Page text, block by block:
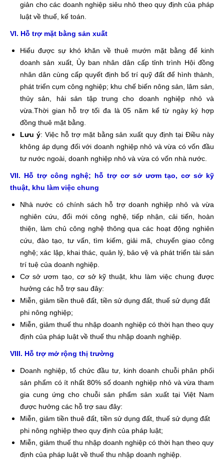
giản cho các doanh nghiệp siêu nhỏ theo quy định của pháp
luật về thuế, kế toán.
VI. Hỗ trợ mặt bằng sản xuất
Hiểu được sự khó khăn về thuê mướn mặt bằng để kinh
doanh sản xuất, Ủy ban nhân dân cấp tỉnh trình Hội đồng
nhân dân cùng cấp quyết định bố trí quỹ đất để hình thành,
phát triển cụm công nghiệp; khu chế biến nông sản, lâm sản,
thủy sản, hải sản tập trung cho doanh nghiệp nhỏ và
vừa.Thời gian hỗ trợ tối đa là 05 năm kể từ ngày ký hợp
đồng thuê mặt bằng.
Lưu ý: Việc hỗ trợ mặt bằng sản xuất quy định tại Điều này
không áp dụng đối với doanh nghiệp nhỏ và vừa có vốn đầu
tư nước ngoài, doanh nghiệp nhỏ và vừa có vốn nhà nước.
VII. Hỗ trợ công nghệ; hỗ trợ cơ sở ươm tạo, cơ sở kỹ
thuật, khu làm việc chung
Nhà nước có chính sách hỗ trợ doanh nghiệp nhỏ và vừa
nghiên cứu, đổi mới công nghệ, tiếp nhận, cải tiến, hoàn
thiện, làm chủ công nghệ thông qua các hoạt động nghiên
cứu, đào tạo, tư vấn, tìm kiếm, giải mã, chuyển giao công
nghệ; xác lập, khai thác, quản lý, bảo vệ và phát triển tài sản
trí tuệ của doanh nghiệp.
Cơ sở ươm tạo, cơ sở kỹ thuật, khu làm việc chung được
hưởng các hỗ trợ sau đây:
Miễn, giảm tiền thuê đất, tiền sử dụng đất, thuế sử dụng đất
phi nông nghiệp;
Miễn, giảm thuế thu nhập doanh nghiệp có thời hạn theo quy
định của pháp luật về thuế thu nhập doanh nghiệp.
VIII. Hỗ trợ mở rộng thị trường
Doanh nghiệp, tổ chức đầu tư, kinh doanh chuỗi phân phối
sản phẩm có ít nhất 80% số doanh nghiệp nhỏ và vừa tham
gia cung ứng cho chuỗi sản phẩm sản xuất tại Việt Nam
được hưởng các hỗ trợ sau đây:
Miễn, giảm tiền thuê đất, tiền sử dụng đất, thuế sử dụng đất
phi nông nghiệp theo quy định của pháp luật;
Miễn, giảm thuế thu nhập doanh nghiệp có thời hạn theo quy
định của pháp luật về thuế thu nhập doanh nghiệp.